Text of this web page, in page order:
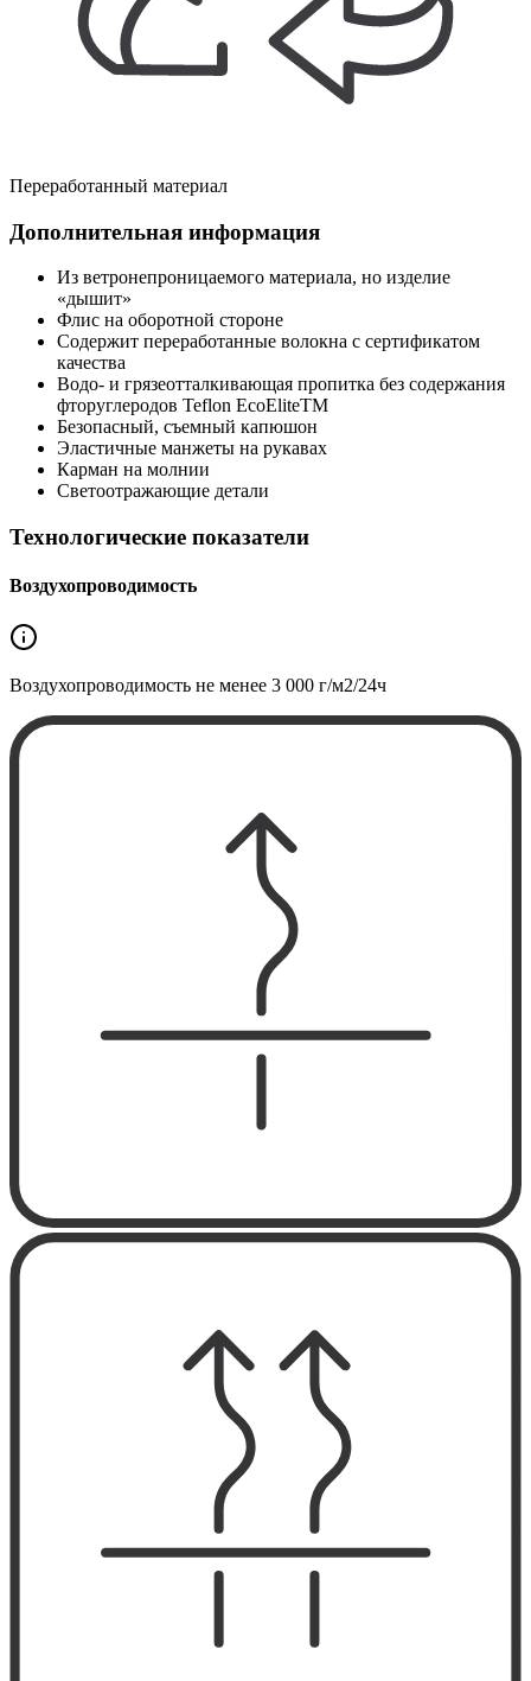
Переработанный материал
Дополнительная информация
Из ветронепроницаемого материала, но изделие
«дышит»
Флис на оборотной стороне
Содержит переработанные волокна с сертификатом
качества
Водо- и грязеотталкивающая пропитка без содержания
фторуглеродов Teflon EcoEliteTM
Безопасный, съемный капюшон
Эластичные манжеты на рукавах
Карман на молнии
Светоотражающие детали
Технологические показатели
Воздухопроводимость
Воздухопроводимость не менее 3 000 г/м2/24ч